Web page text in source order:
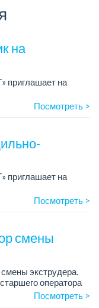
на
приглашает на
Посмотреть >
приглашает на
Посмотреть >
смены
экструдера.
оператора
Посмотреть >